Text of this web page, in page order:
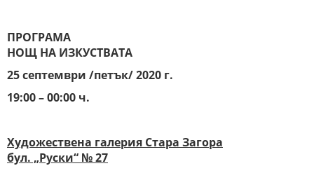
ПРОГРАМА
НОЩ НА ИЗКУСТВАТА
25 септември /петък/ 2020 г.
19:00 – 00:00 ч.
Художествена галерия Стара Загора
бул. „Руски“ № 27